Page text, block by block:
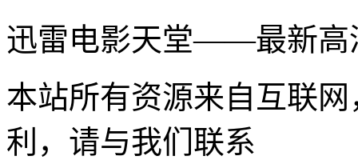
迅雷电影天堂——最新高
本站所有资源来自互联
利，请与我们联系